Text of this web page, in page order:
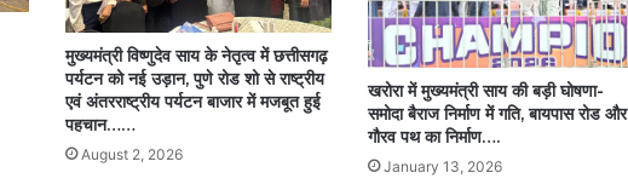
मुख्यमंत्री विष्णुदेव साय के नेतृत्व में छत्तीसगढ़
पर्यटन को नई उड़ान, पुणे रोड शो से राष्ट्रीय
एवं अंतरराष्ट्रीय पर्यटन बाजार में मजबूत हुई
पहचान……
August 2, 2026
खरोरा में मुख्यमंत्री साय की बड़ी घोषणा-
समोदा बैराज निर्माण में गति, बायपास रोड और
गौरव पथ का निर्माण….
January 13, 2026